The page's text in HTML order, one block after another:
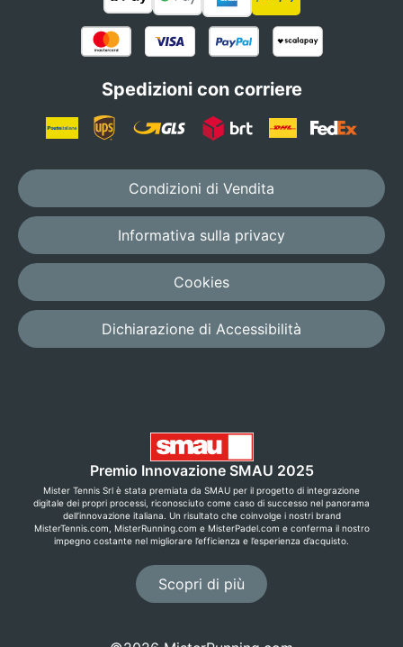
Spedizioni con corriere
Condizioni di Vendita
Informativa sulla privacy
Cookies
Dichiarazione di Accessibilità
Premio Innovazione SMAU 2025
Mister Tennis Srl è stata premiata da SMAU per il progetto di integrazione
digitale dei propri processi, riconosciuto come caso di successo nel panorama
dell’innovazione italiana. Un risultato che coinvolge i nostri brand
MisterTennis.com, MisterRunning.com e MisterPadel.com e conferma il nostro
impegno costante nel migliorare l’efficienza e l’esperienza d’acquisto.
Scopri di più